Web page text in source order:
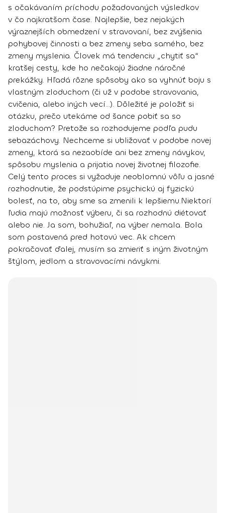
s očakávaním príchodu požadovaných výsledkov
v čo najkratšom čase. Najlepšie, bez nejakých
výraznejších obmedzení v stravovaní, bez zvýšenia
pohybovej činnosti a bez zmeny seba samého, bez
zmeny myslenia. Človek má tendenciu „chytiť sa“
kratšej cesty, kde ho nečakajú žiadne náročné
prekážky. Hľadá rôzne spôsoby ako sa vyhnúť boju s
vlastným zloduchom (či už v podobe stravovania,
cvičenia, alebo iných vecí...). Dôležité je položiť si
otázku, prečo utekáme od šance pobiť sa so
zloduchom? Pretože sa rozhodujeme podľa pudu
sebazáchovy. Nechceme si ubližovať v podobe novej
zmeny, ktorá sa nezaobíde ani bez zmeny návykov,
spôsobu myslenia a prijatia novej životnej filozofie.
Celý tento proces si vyžaduje neoblomnú vôľu a jasné
rozhodnutie, že podstúpime psychickú aj fyzickú
bolesť, na to, aby sme sa zmenili k lepšiemu.Niektorí
ľudia majú možnosť výberu, či sa rozhodnú diétovať
alebo nie. Ja som, bohužiaľ, na výber nemala. Bola
som postavená pred hotovú vec. Ak chcem
pokračovať ďalej, musím sa zmieriť s iným životným
štýlom, jedlom a stravovacími návykmi.